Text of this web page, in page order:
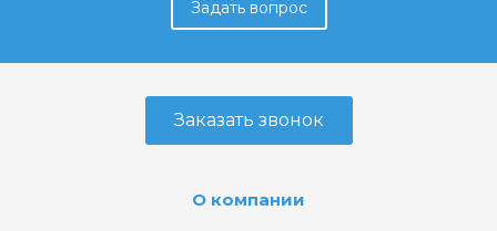
Задать вопрос
Заказать звонок
О компании